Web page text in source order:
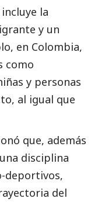
incluye la
y un
en Colombia,
como
y personas
al igual que
que, además
disciplina
deportivos,
del